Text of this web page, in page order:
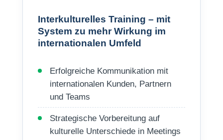
Interkulturelles Training – mit
System zu mehr Wirkung im
internationalen Umfeld
Erfolgreiche Kommunikation mit
internationalen Kunden, Partnern
und Teams
Strategische Vorbereitung auf
kulturelle Unterschiede in Meetings